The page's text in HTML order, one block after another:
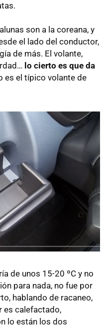
son a la coreana, y
el lado del conductor,
de más. El volante,
lo cierto es que da
es el típico volante de
de unos 15-20 ºC y no
para nada, no fue por
hablando de racaneo,
es calefactado,
lo están los dos